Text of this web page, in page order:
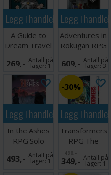
Legg i handlekurven
A Guide to
Dream Travel
Book
269,- Antall på
lager:1
Legg i
Adventures in
Rokugan RPG
Tomb
Iuchiban
609,- Antall på
lager:3
Legg i handlekurven
In the Ashes
RPG Solo
Adventure
493,- Antall på
lager:1
Legg i
30%
Transformers
RPG The
Time is Now
498,-
349,- Antall på
lager:1